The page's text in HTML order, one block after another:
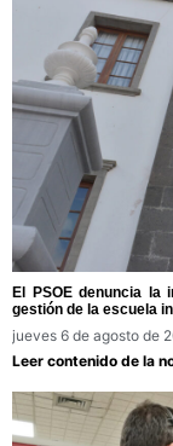
El PSOE denuncia la
gestión de la escuela
jueves 6 de agosto de
Leer contenido de la